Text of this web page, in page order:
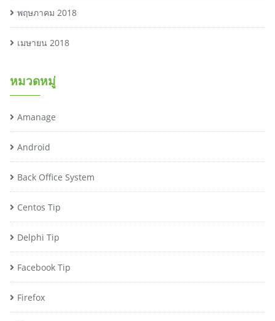
พฤษภาคม 2018
เมษายน 2018
หมวดหมู่
Amanage
Android
Back Office System
Centos Tip
Delphi Tip
Facebook Tip
Firefox